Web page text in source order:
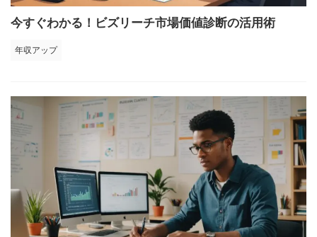
今すぐわかる！ビズリーチ市場価値診断の活用術
年収アップ